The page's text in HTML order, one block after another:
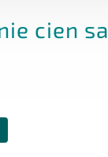
cien sa